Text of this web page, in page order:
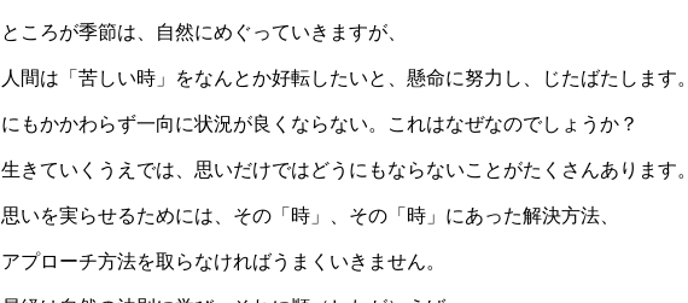
ところが季節は、自然にめぐっていきますが、
人間は「苦しい時」をなんとか好転したいと、懸命に努力し、じたばたします。
にもかかわらず一向に状況が良くならない。これはなぜなのでしょうか？
生きていくうえでは、思いだけではどうにもならないことがたくさんあります。
思いを実らせるためには、その「時」、その「時」にあった解決方法、
アプローチ方法を取らなければうまくいきません。